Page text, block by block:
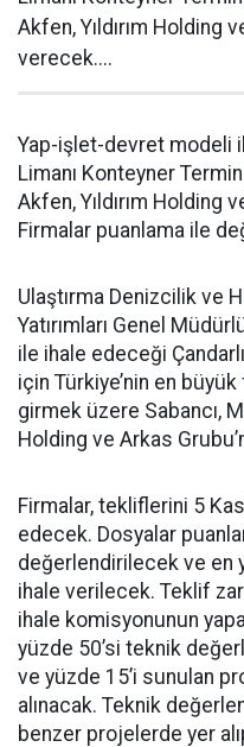
Akfen, Yıldırım Holding
verecek....
Yap-işlet-devret modeli
Limanı Konteyner
Akfen, Yıldırım
Firmalar puanlama ile
Ulaştırma Denizcilik ve
Yatırımları Genel
ile ihale edeceği
için Türkiye’nin en
girmek üzere Sabancı,
Holding ve Arkas
Firmalar, tekliflerini 5
edecek. Dosyalar
değerlendirilecek ve en
ihale verilecek. Teklif
ihale komisyonunun
yüzde 50’si teknik
ve yüzde 15’i sunulan
alınacak. Teknik
benzer projelerde yer